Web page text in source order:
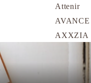
Attenir
AVANCE
AXXZIA
&BE 河